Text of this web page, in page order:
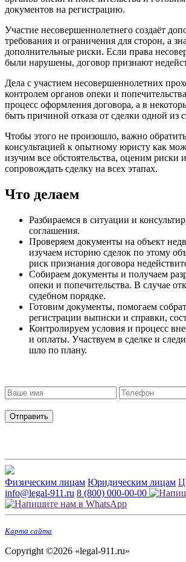
документов на регистрацию.
Участие несовершеннолетнего создаёт
требования и ограничения для сторон, а
дополнительные риски. Если права
были нарушены, договор признают
Дела с участием несовершеннолетних
контролем органов опеки и
процесс оформления договора, а в
быть причиной отказа от сделки одной из
Чтобы этого не произошло, важно
консультацией к опытному юристу как
изучим все обстоятельства, оценим риски
сопровождать сделку на всех этапах.
Что делаем
Разбираемся в ситуации и
соглашения.
Проверяем документы на объект
изучаем историю сделок по этому
риск признания договора
Собираем документы и получаем
опеки и попечительства. В случае
судебном порядке.
Готовим документы, помогаем
регистрации выписки и справки,
Контролируем условия и процесс
и оплаты. Участвуем в сделке и
шло по плану.
Отправить
Физическим лицам Юридическим лицам
info@legal-911.ru 8 (800) 000-00-00
Карта сайта
Copyright ©2026 «legal-911.ru»